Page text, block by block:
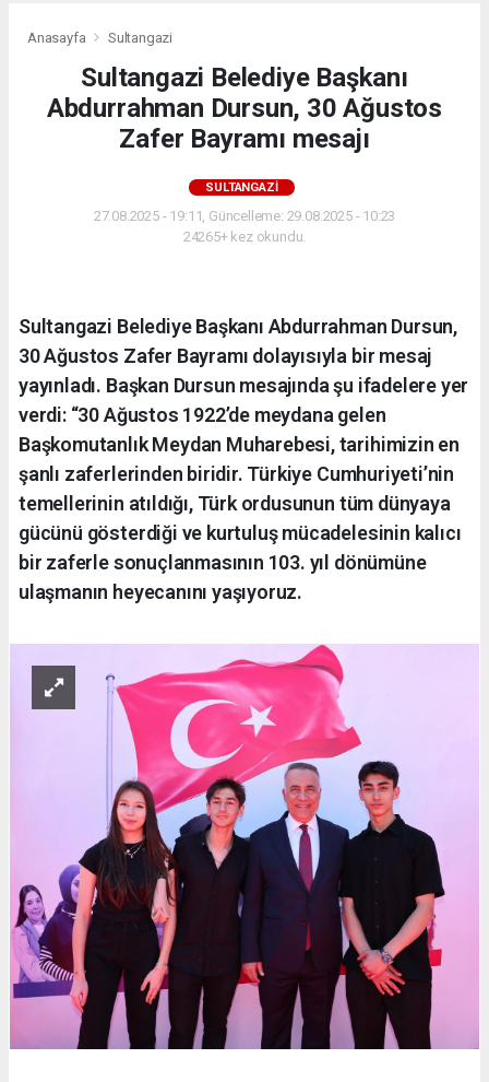
Anasayfa Sultangazi
Sultangazi Belediye Başkanı
Abdurrahman Dursun, 30 Ağustos
Zafer Bayramı mesajı
SULTANGAZI
27.08.2025 - 19:11, Güncelleme: 29.08.2025 - 10:23
24265+ kez okundu.
Sultangazi Belediye Başkanı Abdurrahman Dursun,
30 Ağustos Zafer Bayramı dolayısıyla bir mesaj
yayınladı. Başkan Dursun mesajında şu ifadelere yer
verdi: “30 Ağustos 1922’de meydana gelen
Başkomutanlık Meydan Muharebesi, tarihimizin en
şanlı zaferlerinden biridir. Türkiye Cumhuriyeti’nin
temellerinin atıldığı, Türk ordusunun tüm dünyaya
gücünü gösterdiği ve kurtuluş mücadelesinin kalıcı
bir zaferle sonuçlanmasının 103. yıl dönümüne
ulaşmanın heyecanını yaşıyoruz.